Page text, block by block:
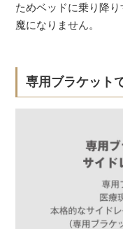
ためベッドに乗り降
魔になりません。
専用ブラケット